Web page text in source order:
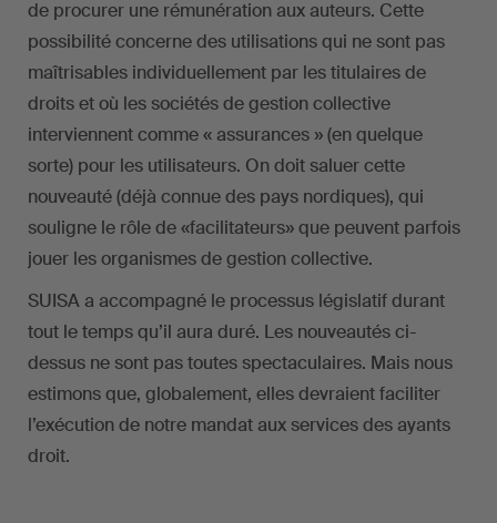
de procurer une rémunération aux auteurs. Cette
possibilité concerne des utilisations qui ne sont pas
maîtrisables individuellement par les titulaires de
droits et où les sociétés de gestion collective
interviennent comme « assurances » (en quelque
sorte) pour les utilisateurs. On doit saluer cette
nouveauté (déjà connue des pays nordiques), qui
souligne le rôle de «facilitateurs» que peuvent parfois
jouer les organismes de gestion collective.
SUISA a accompagné le processus législatif durant
tout le temps qu’il aura duré. Les nouveautés ci-
dessus ne sont pas toutes spectaculaires. Mais nous
estimons que, globalement, elles devraient faciliter
l’exécution de notre mandat aux services des ayants
droit.